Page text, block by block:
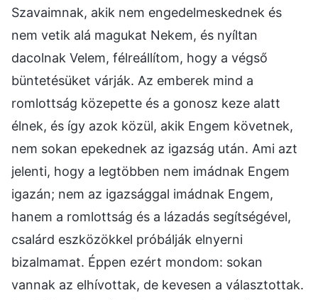
Szavaimnak, akik nem engedelmeskednek és
nem vetik alá magukat Nekem, és nyíltan
dacolnak Velem, félreállítom, hogy a végső
büntetésüket várják. Az emberek mind a
romlottság közepette és a gonosz keze alatt
élnek, és így azok közül, akik Engem követnek,
nem sokan epekednek az igazság után. Ami azt
jelenti, hogy a legtöbben nem imádnak Engem
igazán; nem az igazsággal imádnak Engem,
hanem a romlottság és a lázadás segítségével,
csalárd eszközökkel próbálják elnyerni
bizalmamat. Éppen ezért mondom: sokan
vannak az elhívottak, de kevesen a választottak.